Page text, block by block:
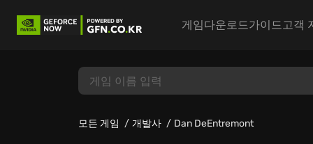
게임다운로드가이드고객
모든 게임 개발사 Dan DeEntremont